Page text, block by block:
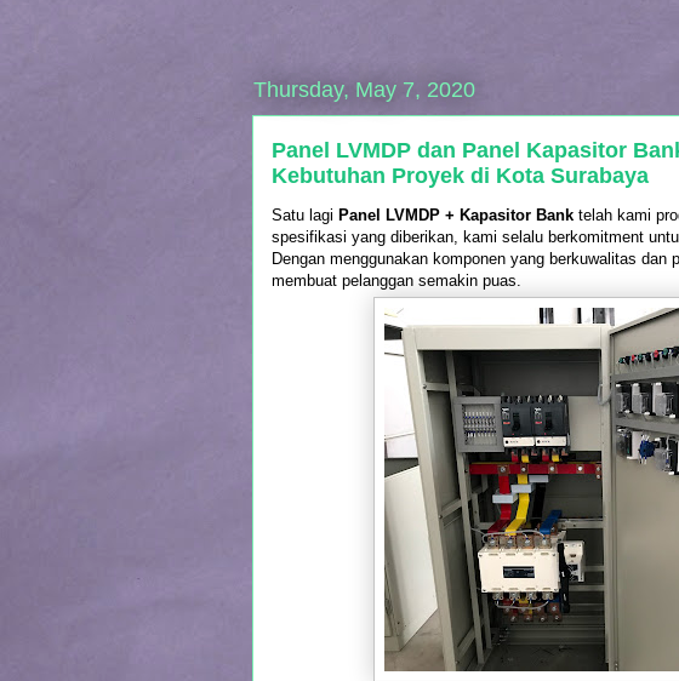
Thursday, May 7, 2020
Panel LVMDP dan Panel Kapasitor
Kebutuhan Proyek di Kota Surabaya
Satu lagi Panel LVMDP + Kapasitor Bank telah kami
spesifikasi yang diberikan, kami selalu berkomitment
Dengan menggunakan komponen yang berkuwalitas
membuat pelanggan semakin puas.